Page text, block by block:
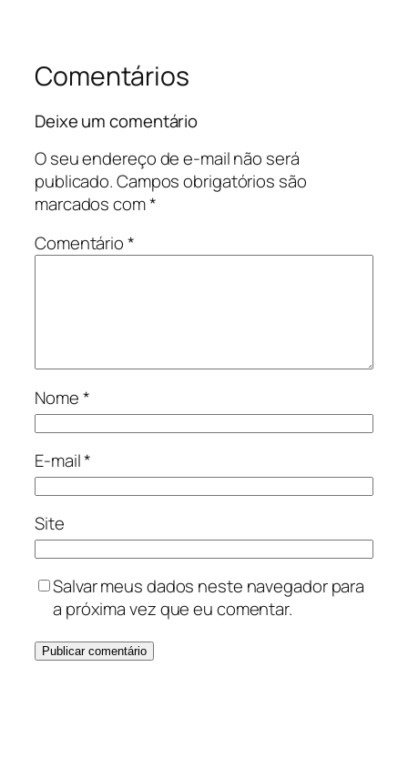
Comentários
Deixe um comentário
O seu endereço de e-mail não será
publicado.Campos obrigatórios são
marcados com*
Comentário*
Nome*
E-mail*
Site
Salvar meus dados neste navegador para
a próxima vez que eu comentar.